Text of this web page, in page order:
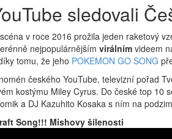
sledovali
v roce 2016 prožila jeden raketový
nejpopulárnějším virálním videem
tomu, že jeho POKEMON GO SONG
českého YouTube, televizní pořad
kostýmu Miley Cyrus. Do české top
a DJ Kazuhito Kosaka s ním na
Song!!! Mishovy šílenosti